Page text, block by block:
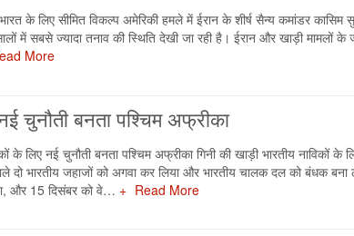
भारत के लिए सीमित विकल्प अमेरिकी हमले में ईरान के शीर्ष सैन्य कमांडर कासिम
में सबसे ज्यादा तनाव की स्थिति देखी जा रही है। ईरान और खाड़ी मामलों के
More
चुनौती बनता पश्चिम अफ्रीका
के लिए नई चुनौती बनता पश्चिम अफ्रीका गिनी की खाड़ी भारतीय नाविकों
दो भारतीय जहाजों को अगवा कर लिया और भारतीय चालक दल को बंधक
और 15 दिसंबर को वे…
Read More